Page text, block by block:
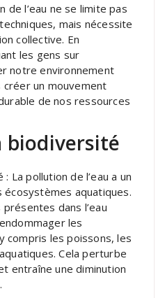
de l’eau ne se limite pas
mais nécessite
collective. En
les gens sur
notre environnement
créer un mouvement
de nos ressources
biodiversité
La pollution de l’eau a un
aquatiques.
dans l’eau
les
compris les poissons, les
Cela perturbe
entraîne une diminution